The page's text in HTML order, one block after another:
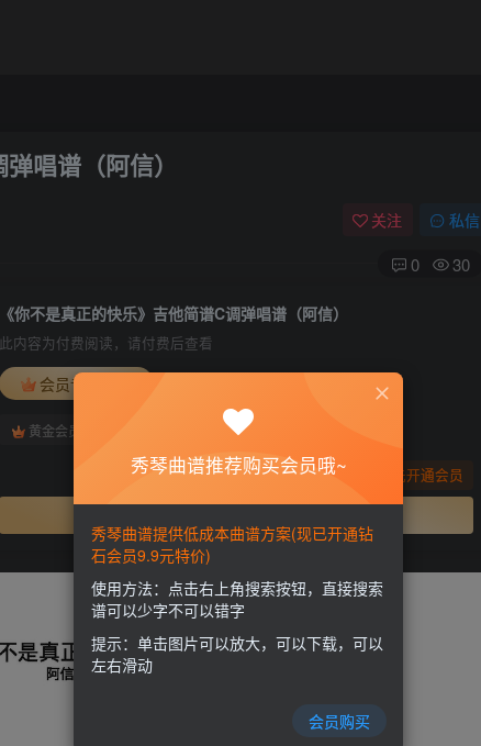
唱谱（阿信）
关注 私信
0 30
《你不是真正的快乐》吉他简谱C调弹唱谱（阿信）
此内容为付费阅读，请付费后查看
会员专属资源
黄金会员 免费
您暂无购买权限，请先开通会员
秀琴曲谱推荐购买会员哦~
秀琴曲谱提供低成本曲谱方案(现已开通钻
石会员9.9元特价)
使用方法：点击右上角搜索按钮，直接搜索
谱可以少字不可以错字
提示：单击图片可以放大，可以下载，可以
左右滑动
会员购买